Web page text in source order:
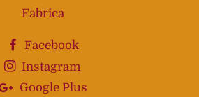
Fabrica
Facebook
Instagram
Google Plus